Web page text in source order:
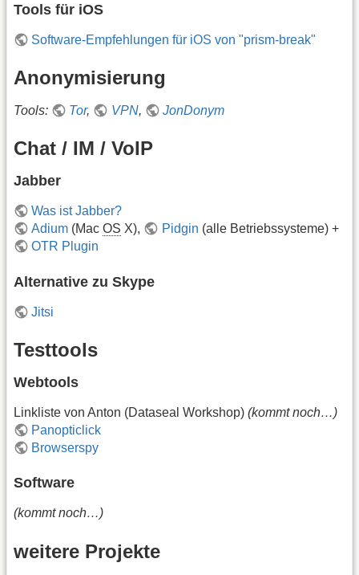
Tools für iOS
Software-Empfehlungen für iOS von "prism-break"
Anonymisierung
Tools: Tor, VPN, JonDonym
Chat / IM / VoIP
Jabber
Was ist Jabber?
Adium (MacOS X), Pidgin (alle Betriebssysteme) +
OTR Plugin
Alternative zu Skype
Jitsi
Testtools
Webtools
Linkliste von Anton (Dataseal Workshop) (kommt noch…)
Panopticlick
Browserspy
Software
(kommt noch…)
weitere Projekte